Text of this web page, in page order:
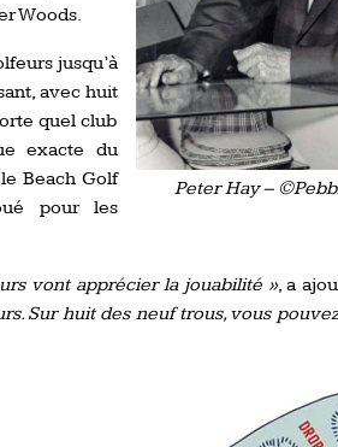
Peter Hay –
Woods.
jusqu’à
avec huit
quel club
exacte du
Beach Golf
pour les
vont apprécier la jouabilité », a
Sur huit des neuf trous, vous